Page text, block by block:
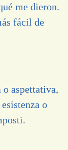
me dieron.
fácil de
o aspettativa,
o